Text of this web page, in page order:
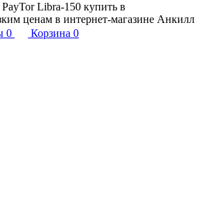
Libra-150 купить в
ценам в интернет-магазине Анкилл
0 Корзина 0